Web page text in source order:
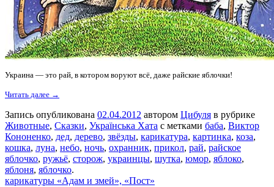
Украина — это рай, в котором воруют всё, даже райские яблочки!
Читать далее →
Запись опубликована 02.04.2012 автором Цибуля в рубрике
Животные, Сказки, Українська Хата с метками баба, Виктор
Кононенко, дед, дерево, звёзды, карикатура, картинка, коза,
кошка, луна, небо, ночь, охранник, прикол, рай, райское
яблочко, ружьё, сторож, украинцы, шутка, юмор, яблоко,
яблоня, яблочко.
карикатуры «Адам и змей», «Пост»